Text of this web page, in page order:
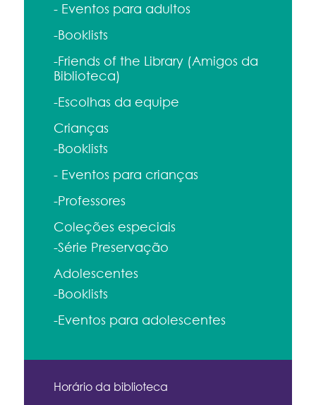
- Eventos para adultos
-Booklists
-Friends of the Library (Amigos da
Biblioteca)
-Escolhas da equipe
Crianças
-Booklists
- Eventos para crianças
-Professores
Coleções especiais
-Série Preservação
Adolescentes
-Booklists
-Eventos para adolescentes
Horário da biblioteca